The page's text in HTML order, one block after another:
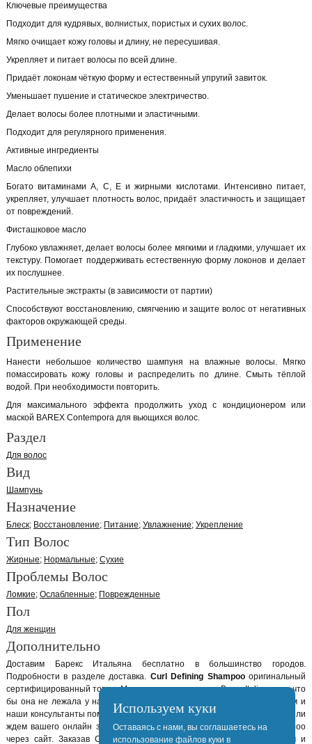
Ключевые преимущества
Подходит для кудрявых, волнистых, пористых и сухих волос.
Мягко очищает кожу головы и длину, не пересушивая.
Укрепляет и питает волосы по всей длине.
Придаёт локонам чёткую форму и естественный упругий завиток.
Уменьшает пушение и статическое электричество.
Делает волосы более плотными и эластичными.
Подходит для регулярного применения.
Активные ингредиенты
Масло облепихи
Богато витаминами A, C, E и жирными кислотами. Интенсивно питает,
укрепляет, улучшает плотность волос, придаёт эластичность и защищает
от повреждений.
Фисташковое масло
Глубоко увлажняет, делает волосы более мягкими и гладкими, улучшает их
текстуру. Помогает поддерживать естественную форму локонов и делает
их послушнее.
Растительные экстракты (в зависимости от партии)
Способствуют восстановлению, смягчению и защите волос от негативных
факторов окружающей среды.
Применение
Нанести небольшое количество шампуня на влажные волосы. Мягко
помассировать кожу головы и распределить по длине. Смыть тёплой
водой. При необходимости повторить.
Для максимального эффекта продолжить уход с кондиционером или
маской BAREX Contempora для вьющихся волос.
Раздел
Для волос
Вид
Шампунь
Назначение
Блеск Восстановление Питание Увлажнение Укрепление
Тип Волос
Жирные Нормальные Сухие
Проблемы Волос
Ломкие Ослабленные Поврежденные
Пол
Для женщин
Дополнительно
Доставим Барекс Итальяна бесплатно в большинство городов.
Подробности в разделе доставка. Curl Defining Shampooоригинальный
сертифицированный товар. Мы закупаем продукцию Barex Italiana так, что
бы она не лежала у нас на складе больше 2-х недель. Позвоните нам и
наши консультанты помогут вам выбрать нужный товар Barex Italiana. Или
ждем вашего онлайн заказа на Барекс Итальяна Curl Defining Shampoo
через сайт. Заказав Curl Defining Shampoo онлайн, мы обработаем и
Используем куки
Оставаясь с нами, вы соглашаетесь на
использование файлов куки в